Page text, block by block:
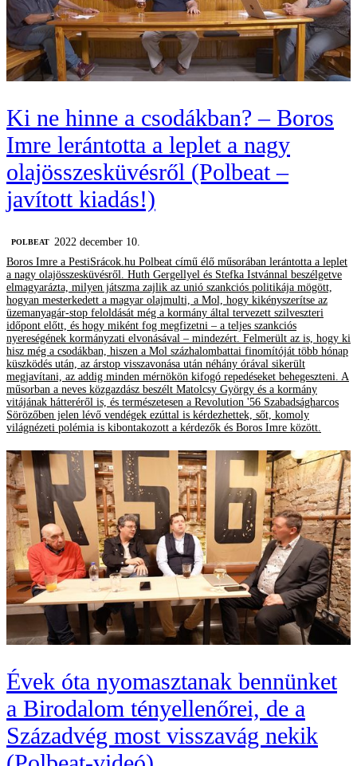
Ki ne hinne a csodákban? – Boros
Imre lerántotta a leplet a nagy
olajösszesküvésről (Polbeat –
javított kiadás!)
‎POLBEAT 2022 december 10.
Boros Imre a PestiSrácok.hu Polbeat című élő műsorában lerántotta a leplet
a nagy olajösszesküvésről. Huth Gergellyel és Stefka Istvánnal beszélgetve
elmagyarázta, milyen játszma zajlik az unió szankciós politikája mögött,
hogyan mesterkedett a magyar olajmulti, a Mol, hogy kikényszerítse az
üzemanyagár-stop feloldását még a kormány által tervezett szilveszteri
időpont előtt, és hogy miként fog megfizetni – a teljes szankciós
nyereségének kormányzati elvonásával – mindezért. Felmerült az is, hogy ki
hisz még a csodákban, hiszen a Mol százhalombattai finomítóját több hónap
küszködés után, az árstop visszavonása után néhány órával sikerült
megjavítani, az addig minden mérnökön kifogó repedéseket behegeszteni. A
műsorban a neves közgazdász beszélt Matolcsy György és a kormány
vitájának hátteréről is, és természetesen a Revolution '56 Szabadságharcos
Sörözőben jelen lévő vendégek ezúttal is kérdezhettek, sőt, komoly
világnézeti polémia is kibontakozott a kérdezők és Boros Imre között.
Évek óta nyomasztanak bennünket
a Birodalom tényellenőrei, de a
Századvég most visszavág nekik